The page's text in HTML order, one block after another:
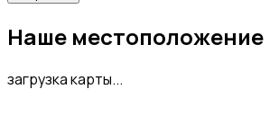
Наше местоположение
загрузка карты...